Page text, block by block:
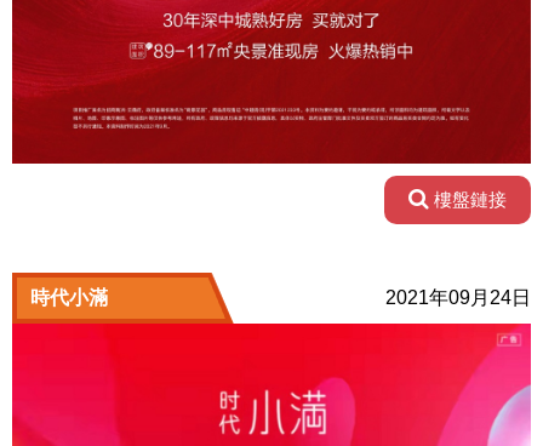
樓盤鏈接
2021年09月24日
時代小滿